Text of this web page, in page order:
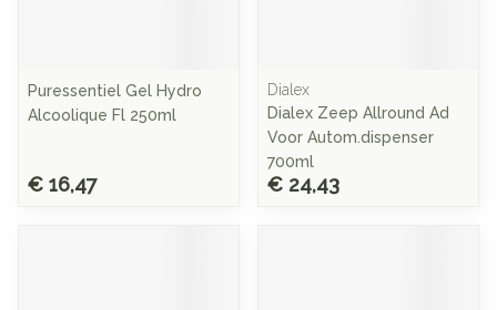
Puressentiel Gel Hydro
Alcoolique Fl 250ml
€ 16,47
Dialex
Dialex Zeep Allround Ad
Voor Autom.dispenser
700ml
€ 24,43